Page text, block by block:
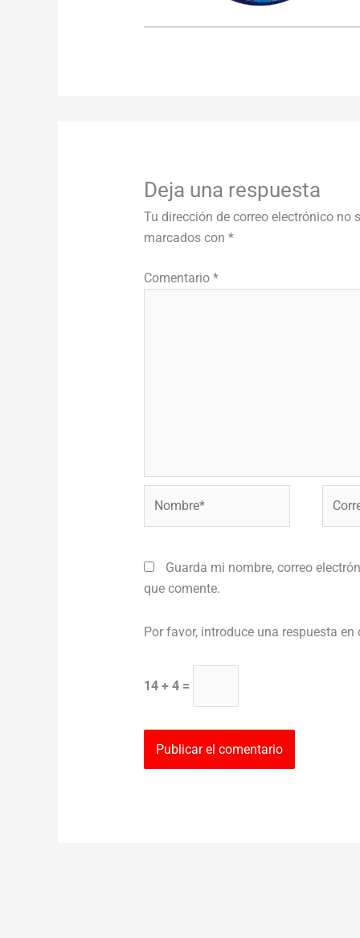
Deja una respuesta
Tu dirección de correo electrónico no
marcados con *
Comentario *
Guarda mi nombre, correo
que comente.
Por favor, introduce una respuesta en
14 + 4 =